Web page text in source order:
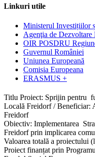
Linkuri utile
Ministerul Investițiilor
Agenţia de Dezvoltare
OIR POSDRU
Guvernul României
Uniunea Europeană
Comisia Europeana
ERASMUS +
Titlu Proiect: Sprijin pentru
Locală Freidorf / Beneficiar:
Freidorf
Obiectiv: Implementarea
Freidorf prin implicarea
Valoarea totală a proiectului
Proiect finanțat prin